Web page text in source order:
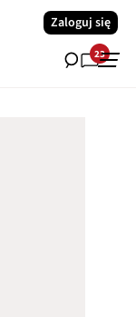
Zaloguj się
23